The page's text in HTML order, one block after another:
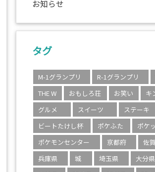
お知らせ
タグ
M-1グランプリ R-1グランプリ
THE W
おもしろ荘 お笑い
キ
グルメ
スイーツ ステーキ
ビートたけし杯
ポケふた
ポケ
ポケモンセンター
京都府 佐
兵庫県
城 埼玉県 大分県